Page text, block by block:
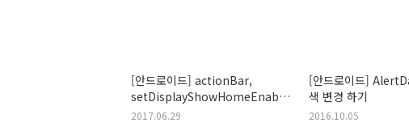
[안드로이드] actionBar,
setDisplayShowHomeEnabled(boolean)'
on a null object reference
2017.06.29
[안드로이드]
색 변경 하기
2016.10.05